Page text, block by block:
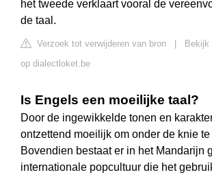
het tweede verklaart vooral de
de taal.
Verzoek tot verwijderen van bron
Bekijk
op dialectloket.be
Is Engels een moeilijke taal?
Door de ingewikkelde tonen en
ontzettend moeilijk om onder de knie
Bovendien bestaat er in het Mandarijn
internationale popcultuur die het